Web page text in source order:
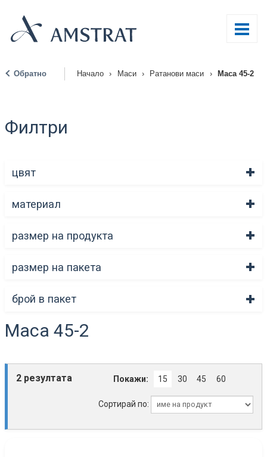
Обратно Начало › Маси › Ратанови маси › Маса 45-2
Филтри
цвят
материал
размер на продукта
размер на пакета
брой в пакет
Маса 45-2
2 резултата Покажи: 15 30 45 60
Сортирай по: